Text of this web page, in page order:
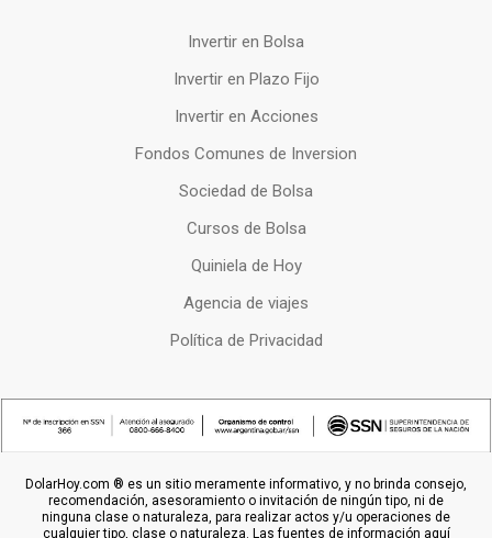
Invertir en Bolsa
Invertir en Plazo Fijo
Invertir en Acciones
Fondos Comunes de Inversion
Sociedad de Bolsa
Cursos de Bolsa
Quiniela de Hoy
Agencia de viajes
Política de Privacidad
DolarHoy.com ® es un sitio meramente informativo, y no brinda consejo,
recomendación, asesoramiento o invitación de ningún tipo, ni de
ninguna clase o naturaleza, para realizar actos y/u operaciones de
cualquier tipo, clase o naturaleza. Las fuentes de información aquí